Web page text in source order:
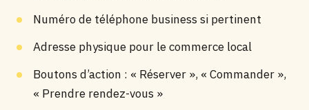
Numéro de téléphone business si pertinent
Adresse physique pour le commerce local
Boutons d’action : « Réserver », « Commander »,
« Prendre rendez-vous »